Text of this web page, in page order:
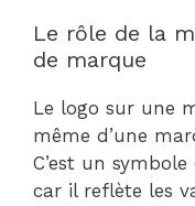
Le rôle de la
de marque
Le logo sur une
même d’une
C’est un
car il reflète les